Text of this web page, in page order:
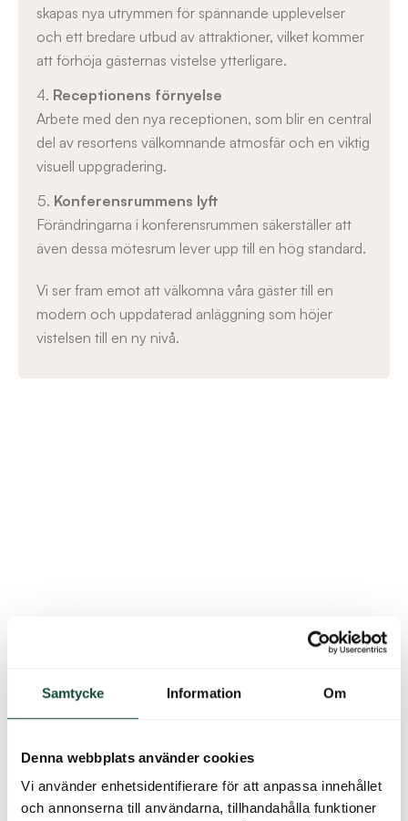
Samtycke Information Om
Denna webbplats använder cookies
Vi använder enhetsidentifierare för att anpassa innehållet
och annonserna till användarna, tillhandahålla funktioner
skapas nya utrymmen för spännande upplevelser
och ett bredare utbud av attraktioner, vilket kommer
att förhöja gästernas vistelse ytterligare.
Receptionens förnyelse
Arbete med den nya receptionen, som blir en central
del av resortens välkomnande atmosfär och en viktig
visuell uppgradering.
Konferensrummens lyft
Förändringarna i konferensrummen säkerställer att
även dessa mötesrum lever upp till en hög standard.
Vi ser fram emot att välkomna våra gäster till en
modern och uppdaterad anläggning som höjer
vistelsen till en ny nivå.